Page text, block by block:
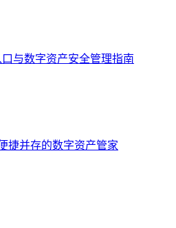
与数字资产安全管理指南
捷并存的数字资产管家